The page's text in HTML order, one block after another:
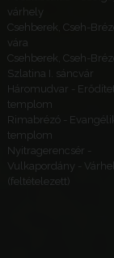
várhely
Csehberek, Cseh-
vára
Csehberek, Cseh-
Szlatina I. sáncvár
Háromudvar -
templom
Rimabrézó -
templom
Nyitragerencsér -
Vulkapordány -
(feltételezett)